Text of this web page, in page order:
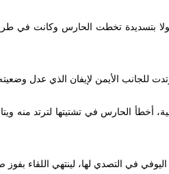
البديل مبانجولا بتسديدة تخطت الحارس
عرضية أرضية، أخطأ الحارس في تشتيتها
في التصدي لها، لينتهي اللقاء بفوز